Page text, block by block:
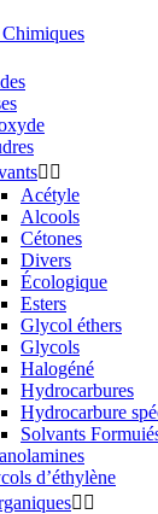
 
Acétyle
Alcools
Cétones
Divers
Écologique
Esters
Glycol éthers
Glycols
Halogéné
Hydrocarbures
Hydrocarbure
Solvants
d’éthylène
 